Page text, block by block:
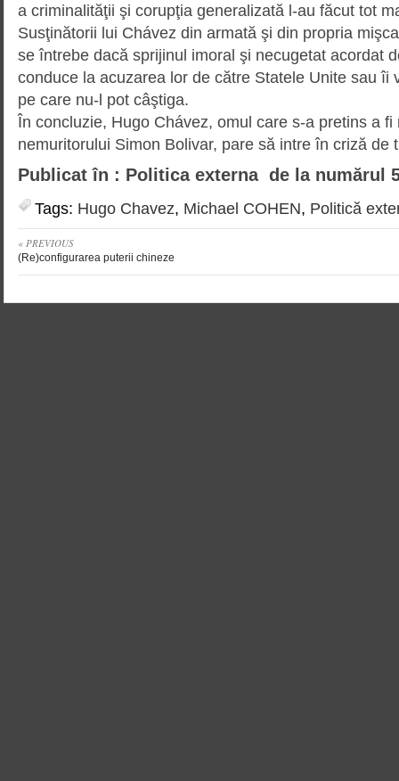
a criminalităţii şi corupţia generalizată l-au făcut tot
Susţinătorii lui Chávez din armată şi din propria
se întrebe dacă sprijinul imoral şi necugetat acordat
conduce la acuzarea lor de către Statele Unite sau îi
pe care nu-l pot câştiga.
În concluzie, Hugo Chávez, omul care s-a pretins a fi
nemuritorului Simon Bolivar, pare să intre în criză de
Publicat în : Politica externa de la numărul
Tags: Hugo Chavez, Michael COHEN, Politică
« PREVIOUS
(Re)configurarea puterii chineze